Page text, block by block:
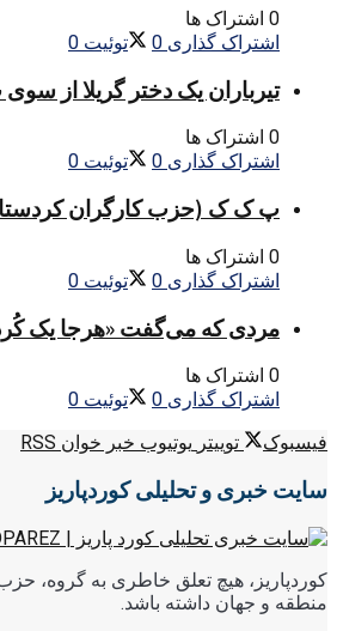
0 اشتراک ها
اشتراک گذاری 0 توئیت 0
تیرباران یک دختر گریلا از
0 اشتراک ها
اشتراک گذاری 0 توئیت 0
پ ک ک (حزب کارگران
0 اشتراک ها
اشتراک گذاری 0 توئیت 0
مردی که می‌گفت «هرجا یک
0 اشتراک ها
اشتراک گذاری 0 توئیت 0
فیسبوک
توییتر یوتیوب خبر خوان RSS
سایت خبری و تحلیلی کوردپاریز
کوردپاریز، هیچ تعلق خاطری به گروه،
منطقه و جهان داشته باشد.